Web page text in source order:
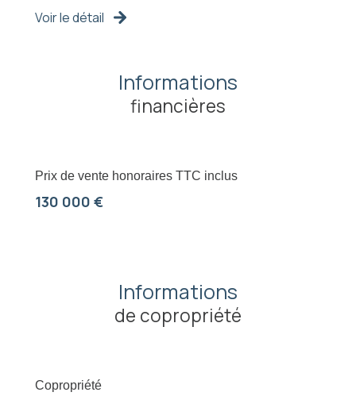
Voir le détail
Informations
financières
Prix de vente honoraires TTC inclus
130 000 €
Informations
de copropriété
Copropriété